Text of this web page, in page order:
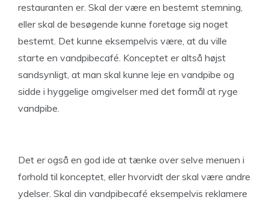
restauranten er. Skal der være en bestemt stemning,
eller skal de besøgende kunne foretage sig noget
bestemt. Det kunne eksempelvis være, at du ville
starte en vandpibecafé. Konceptet er altså højst
sandsynligt, at man skal kunne leje en vandpibe og
sidde i hyggelige omgivelser med det formål at ryge
vandpibe.
Det er også en god ide at tænke over selve menuen i
forhold til konceptet, eller hvorvidt der skal være andre
ydelser. Skal din vandpibecafé eksempelvis reklamere